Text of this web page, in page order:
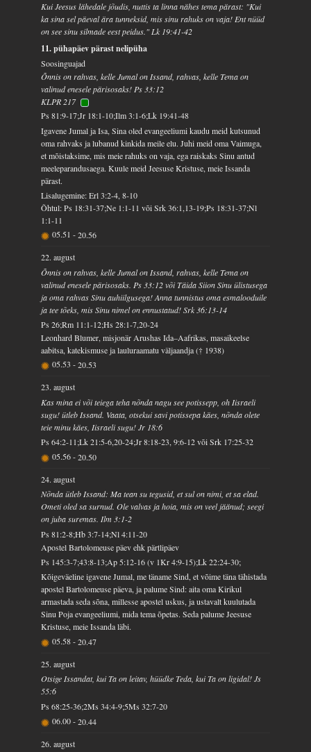
Kui Jeesus lähedale jõudis, nuttis ta linna nähes tema pärast: "Kui
ka sina sel päeval ära tunneksid, mis sinu rahuks on vaja! Ent nüüd
on see sinu silmade eest peidus." Lk 19:41-42
11. pühapäev pärast nelipüha
Soosinguajad
Õnnis on rahvas, kelle Jumal on Issand, rahvas, kelle Tema on
valinud enesele pärisosaks! Ps 33:12
KLPR 217
Ps 81:9-17;Jr 18:1-10;Ilm 3:1-6;Lk 19:41-48
Igavene Jumal ja Isa, Sina oled evangeeliumi kaudu meid kutsunud
oma rahvaks ja lubanud kinkida meile elu. Juhi meid oma Vaimuga,
et mõistaksime, mis meie rahuks on vaja, ega raiskaks Sinu antud
meeleparandusaega. Kuule meid Jeesuse Kristuse, meie Issanda
pärast.
Lisalugemine: Erl 3:2-4, 8-10
Õhtul: Ps 18:31-37;Ne 1:1-11 või Srk 36:1,13-19;Ps 18:31-37;Nl
1:1-11
05.51 -20.56
22. august
Õnnis on rahvas, kelle Jumal on Issand, rahvas, kelle Tema on
valinud enesele pärisosaks. Ps 33:12 või Täida Siion Sinu ülistusega
ja oma rahvas Sinu auhiilgusega! Anna tunnistus oma esmalooduile
ja tee tõeks, mis Sinu nimel on ennustatud! Srk 36:13-14
Ps 26;Rm 11:1-12;Hs 28:1-7,20-24
Leonhard Blumer, misjonär Arushas Ida–Aafrikas, masaikeelse
aabitsa, katekismuse ja lauluraamatu väljaandja († 1938)
05.53 -20.53
23. august
Kas mina ei või teiega teha nõnda nagu see potissepp, oh Iisraeli
sugu! ütleb Issand. Vaata, otsekui savi potissepa käes, nõnda olete
teie minu käes, Iisraeli sugu! Jr 18:6
Ps 64:2-11;Lk 21:5-6,20-24;Jr 8:18-23, 9:6-12 või Srk 17:25-32
05.56-20.50
24. august
Nõnda ütleb Issand: Ma tean su tegusid, et sul on nimi, et sa elad.
Ometi oled sa surnud. Ole valvas ja hoia, mis on veel jäänud; seegi
on juba suremas. Ilm 3:1-2
Ps 81:2-8;Hb 3:7-14;Nl 4:11-20
Apostel Bartolomeuse päev ehk pärtlipäev
Ps 145:3-7;43:8-13;Ap 5:12-16 (v 1Kr 4:9-15);Lk 22:24-30;
Kõigeväeline igavene Jumal, me täname Sind, et võime täna tähistada
apostel Bartolomeuse päeva, ja palume Sind: aita oma Kirikul
armastada seda sõna, millesse apostel uskus, ja ustavalt kuulutada
Sinu Poja evangeeliumi, mida tema õpetas. Seda palume Jeesuse
Kristuse, meie Issanda läbi.
05.58-20.47
25. august
Otsige Issandat, kui Ta on leitav, hüüdke Teda, kui Ta on ligidal! Js
55:6
Ps 68:25-36;2Ms 34:4-9;5Ms 32:7-20
06.00-20.44
26. august